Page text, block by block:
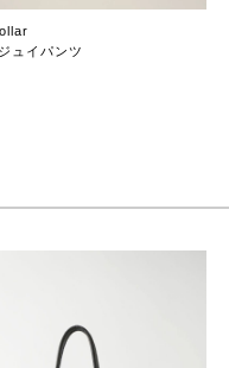
ュイパンツ